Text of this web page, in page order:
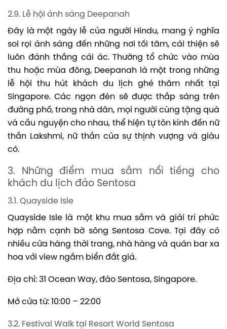
2.9. Lễ hội ánh sáng Deepanah
Đây là một ngày lễ của người Hindu, mang ý nghĩa
soi rọi ánh sáng đến những nơi tối tăm, cái thiện sẽ
luôn đánh thắng cái ác. Thường tổ chức vào mùa
thu hoặc mùa đông, Deepanah là một trong những
lễ hội thu hút khách du lịch ghé thăm nhất tại
Singapore. Các ngọn đèn sẽ được thắp sáng trên
đường phố, trong nhà dân, mọi người cùng tặng quà
và cầu nguyện cho nhau, thể hiện tự tôn kính đến nữ
thần Lakshmi, nữ thần của sự thịnh vượng và giàu
có.
3. Những điểm mua sắm nổi tiếng cho
khách du lịch đảo Sentosa
3.1. Quayside Isle
Quayside Isle là một khu mua sắm và giải trí phức
hợp nằm cạnh bờ sông Sentosa Cove. Tại đây có
nhiều cửa hàng thời trang, nhà hàng và quán bar xa
hoa với view ngắm biển đắt giá.
Địa chỉ: 31 Ocean Way, đảo Sentosa, Singapore.
Mở cửa từ: 10:00 – 22:00
3.2. Festival Walk tại Resort World Sentosa